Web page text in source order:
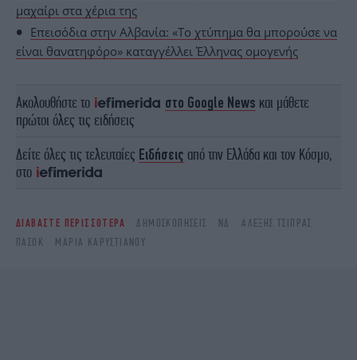
μαχαίρι στα χέρια της
Επεισόδια στην Αλβανία: «Το χτύπημα θα μπορούσε να
είναι θανατηφόρο» καταγγέλλει Έλληνας ομογενής
Ακολουθήστε το στο Google News και μάθετε
πρώτοι όλες τις ειδήσεις
Δείτε όλες τις τελευταίες Ειδήσεις από την Ελλάδα και τον Κόσμο,
στο
ΔΙΑΒΑΣΤΕ ΠΕΡΙΣΣΟΤΕΡΑ ΔΗΜΟΣΚΟΠΉΣΕΙΣ ΝΔ
ΑΛΈΞΗΣ ΤΣΊΠΡΑΣ
ΠΑΣΟΚ
ΜΑΡΙΑ ΚΑΡΥΣΤΙΑΝΟΥ